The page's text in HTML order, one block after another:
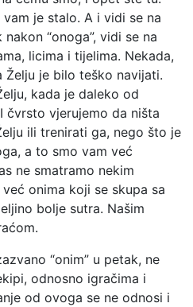
je stalo. A i vidi se na
“onoga”, vidi se na
licima i tijelima. Nekada,
Želju je bilo teško navijati.
kada je daleko od
čvrsto vjerujemo da ništa
ili trenirati ga, nego što je
a to smo vam već
ne smatramo nekim
onima koji se skupa sa
bolje sutra. Našim
“onim” u petak, ne
odnosno igračima i
od ovoga se ne odnosi i